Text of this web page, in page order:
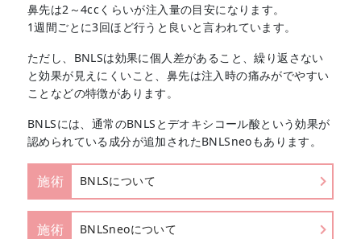
鼻先は2～4ccくらいが注入量の目安になります。
1週間ごとに3回ほど行うと良いと言われています。
ただし、BNLSは効果に個人差があること、繰り返さない
と効果が見えにくいこと、鼻先は注入時の痛みがでやすい
ことなどの特徴があります。
BNLSには、通常のBNLSとデオキシコール酸という効果が
認められている成分が追加されたBNLSneoもあります。
施術 BNLSについて
施術 BNLSneoについて